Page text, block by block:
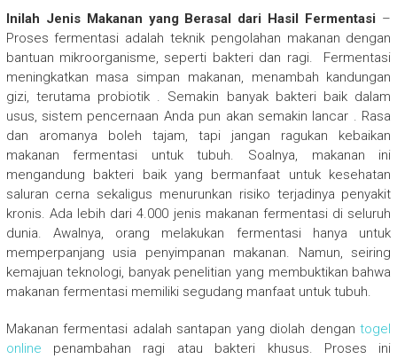
Inilah Jenis Makanan yang Berasal dari Hasil Fermentasi –
Proses fermentasi adalah teknik pengolahan makanan dengan
bantuan mikroorganisme, seperti bakteri dan ragi. Fermentasi
meningkatkan masa simpan makanan, menambah kandungan
gizi, terutama probiotik . Semakin banyak bakteri baik dalam
usus, sistem pencernaan Anda pun akan semakin lancar . Rasa
dan aromanya boleh tajam, tapi jangan ragukan kebaikan
makanan fermentasi untuk tubuh. Soalnya, makanan ini
mengandung bakteri baik yang bermanfaat untuk kesehatan
saluran cerna sekaligus menurunkan risiko terjadinya penyakit
kronis. Ada lebih dari 4.000 jenis makanan fermentasi di seluruh
dunia. Awalnya, orang melakukan fermentasi hanya untuk
memperpanjang usia penyimpanan makanan. Namun, seiring
kemajuan teknologi, banyak penelitian yang membuktikan bahwa
makanan fermentasi memiliki segudang manfaat untuk tubuh.
Makanan fermentasi adalah santapan yang diolah dengantogel
online penambahan ragi atau bakteri khusus. Proses ini